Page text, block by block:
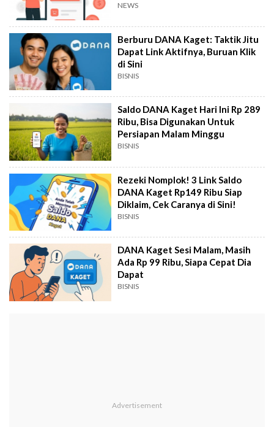
NEWS
Berburu DANA Kaget: Taktik Jitu
Dapat Link Aktifnya, Buruan Klik
di Sini
BISNIS
Saldo DANA Kaget Hari Ini Rp 289
Ribu, Bisa Digunakan Untuk
Persiapan Malam Minggu
BISNIS
Rezeki Nomplok! 3 Link Saldo
DANA Kaget Rp149 Ribu Siap
Diklaim, Cek Caranya di Sini!
BISNIS
DANA Kaget Sesi Malam, Masih
Ada Rp 99 Ribu, Siapa Cepat Dia
Dapat
BISNIS